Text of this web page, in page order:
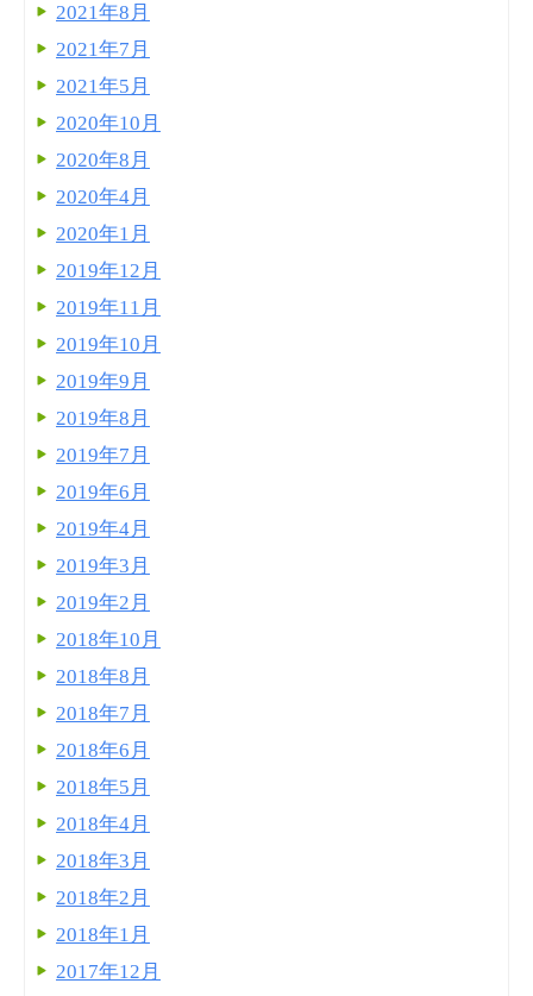
2021年8月
2021年7月
2021年5月
2020年10月
2020年8月
2020年4月
2020年1月
2019年12月
2019年11月
2019年10月
2019年9月
2019年8月
2019年7月
2019年6月
2019年4月
2019年3月
2019年2月
2018年10月
2018年8月
2018年7月
2018年6月
2018年5月
2018年4月
2018年3月
2018年2月
2018年1月
2017年12月